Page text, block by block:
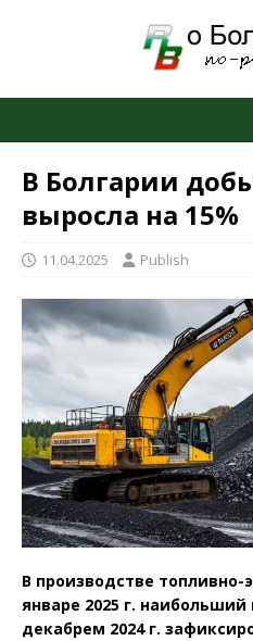
В Болгарии
выросла на 15%
11.04.2025 Publish
В производстве топливно-
январе 2025 г.
декабрем 2024 г.